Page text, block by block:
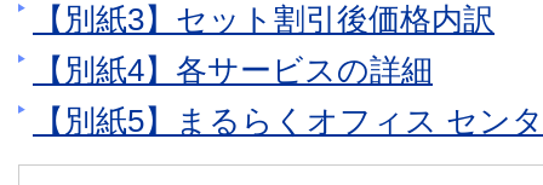
【別紙3】セット割引後価格内訳
【別紙4】各サービスの詳細
【別紙5】まるらくオフィス セン